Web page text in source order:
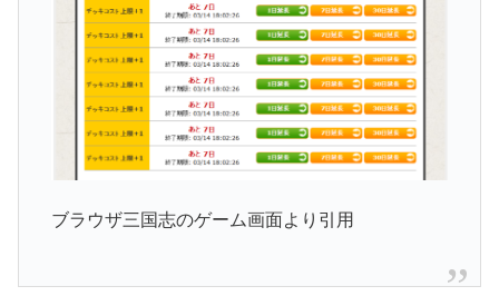
ブラウザ三国志のゲーム画面より引用